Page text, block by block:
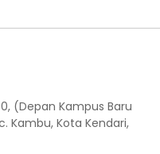
(Depan Kampus Baru
Kambu, Kota Kendari,